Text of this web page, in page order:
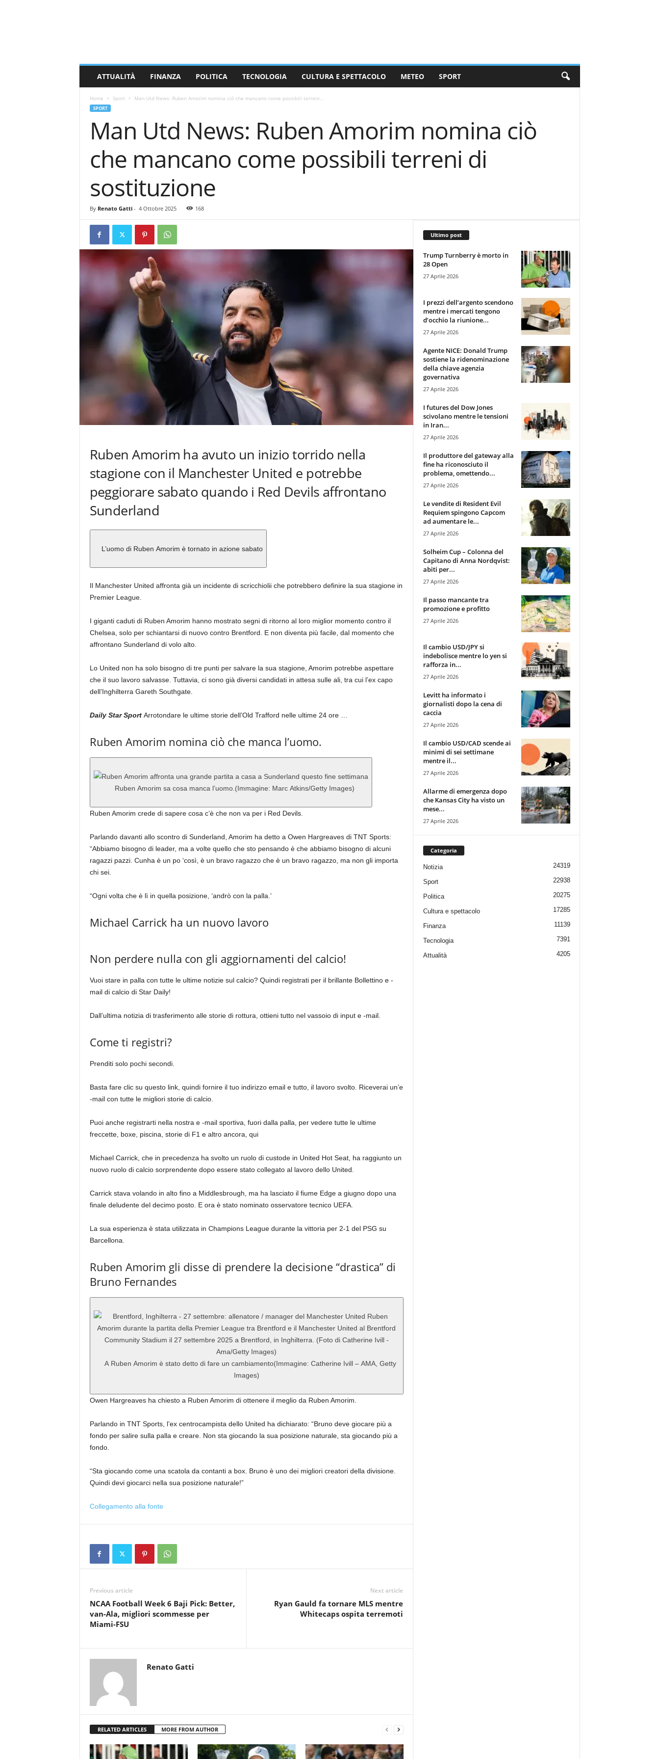
ATTUALITÀ FINANZA POLITICA TECNOLOGIA CULTURA E SPETTACOLO METEO SPORT
Home Sport Man Utd News: Ruben Amorim nomina ciò che mancano come possibili terreni...
SPORT
Man Utd News: Ruben Amorim nomina ciò
che mancano come possibili terreni di
sostituzione
By Renato Gatti- 4 Ottobre 2025 168
Ruben Amorim ha avuto un inizio torrido nella
stagione con il Manchester United e potrebbe
peggiorare sabato quando i Red Devils affrontano
Sunderland
L’uomo di Ruben Amorim è tornato in azione sabato
Il Manchester United affronta già un incidente di scricchiolii che potrebbero definire la sua stagione in
Premier League.
I giganti caduti di Ruben Amorim hanno mostrato segni di ritorno al loro miglior momento contro il
Chelsea, solo per schiantarsi di nuovo contro Brentford. E non diventa più facile, dal momento che
affrontano Sunderland di volo alto.
Lo United non ha solo bisogno di tre punti per salvare la sua stagione, Amorim potrebbe aspettare
che il suo lavoro salvasse. Tuttavia, ci sono già diversi candidati in attesa sulle ali, tra cui l’ex capo
dell’Inghilterra Gareth Southgate.
Daily Star Sport Arrotondare le ultime storie dell’Old Trafford nelle ultime 24 ore …
Ruben Amorim nomina ciò che manca l’uomo.
Ruben Amorim sa cosa manca l’uomo. (Immagine: Marc Atkins/Getty Images)
Ruben Amorim crede di sapere cosa c’è che non va per i Red Devils.
Parlando davanti allo scontro di Sunderland, Amorim ha detto a Owen Hargreaves di TNT Sports:
“Abbiamo bisogno di leader, ma a volte quello che sto pensando è che abbiamo bisogno di alcuni
ragazzi pazzi. Cunha è un po ‘così, è un bravo ragazzo che è un bravo ragazzo, ma non gli importa
chi sei.
“Ogni volta che è lì in quella posizione, ‘andrò con la palla.’
Michael Carrick ha un nuovo lavoro
Non perdere nulla con gli aggiornamenti del calcio!
Vuoi stare in palla con tutte le ultime notizie sul calcio? Quindi registrati per il brillante Bollettino e -
mail di calcio di Star Daily!
Dall’ultima notizia di trasferimento alle storie di rottura, ottieni tutto nel vassoio di input e -mail.
Come ti registri?
Prenditi solo pochi secondi.
Basta fare clic su questo link, quindi fornire il tuo indirizzo email e tutto, il lavoro svolto. Riceverai un’e
-mail con tutte le migliori storie di calcio.
Puoi anche registrarti nella nostra e -mail sportiva, fuori dalla palla, per vedere tutte le ultime
freccette, boxe, piscina, storie di F1 e altro ancora, qui
Michael Carrick, che in precedenza ha svolto un ruolo di custode in United Hot Seat, ha raggiunto un
nuovo ruolo di calcio sorprendente dopo essere stato collegato al lavoro dello United.
Carrick stava volando in alto fino a Middlesbrough, ma ha lasciato il fiume Edge a giugno dopo una
finale deludente del decimo posto. E ora è stato nominato osservatore tecnico UEFA.
La sua esperienza è stata utilizzata in Champions League durante la vittoria per 2-1 del PSG su
Barcellona.
Ruben Amorim gli disse di prendere la decisione “drastica” di
Bruno Fernandes
A Ruben Amorim è stato detto di fare un cambiamento(Immagine: Catherine Ivill – AMA, Getty
Images)
Owen Hargreaves ha chiesto a Ruben Amorim di ottenere il meglio da Ruben Amorim.
Parlando in TNT Sports, l’ex centrocampista dello United ha dichiarato: “Bruno deve giocare più a
fondo per salire sulla palla e creare. Non sta giocando la sua posizione naturale, sta giocando più a
fondo.
“Sta giocando come una scatola da contanti a box. Bruno è uno dei migliori creatori della divisione.
Quindi devi giocarci nella sua posizione naturale!”
Collegamento alla fonte
Previous article
NCAA Football Week 6 Baji Pick: Better,
van-Ala, migliori scommesse per
Miami-FSU
Next article
Ryan Gauld fa tornare MLS mentre
Whitecaps ospita terremoti
Renato Gatti
RELATED ARTICLES MORE FROM AUTHOR
Ultimo post
Trump Turnberry è morto in
28 Open
27 Aprile 2026
I prezzi dell’argento scendono
mentre i mercati tengono
d’occhio la riunione...
27 Aprile 2026
Agente NICE: Donald Trump
sostiene la ridenominazione
della chiave agenzia
governativa
27 Aprile 2026
I futures del Dow Jones
scivolano mentre le tensioni
in Iran...
27 Aprile 2026
Il produttore del gateway alla
fine ha riconosciuto il
problema, omettendo...
27 Aprile 2026
Le vendite di Resident Evil
Requiem spingono Capcom
ad aumentare le...
27 Aprile 2026
Solheim Cup – Colonna del
Capitano di Anna Nordqvist:
abiti per...
27 Aprile 2026
Il passo mancante tra
promozione e profitto
27 Aprile 2026
Il cambio USD/JPY si
indebolisce mentre lo yen si
rafforza in...
27 Aprile 2026
Levitt ha informato i
giornalisti dopo la cena di
caccia
27 Aprile 2026
Il cambio USD/CAD scende ai
minimi di sei settimane
mentre il...
27 Aprile 2026
Allarme di emergenza dopo
che Kansas City ha visto un
mese...
27 Aprile 2026
Categoria
Notizia 24319
Sport 22938
Politica 20275
Cultura e spettacolo 17285
Finanza 11139
Tecnologia 7391
Attualità 4205